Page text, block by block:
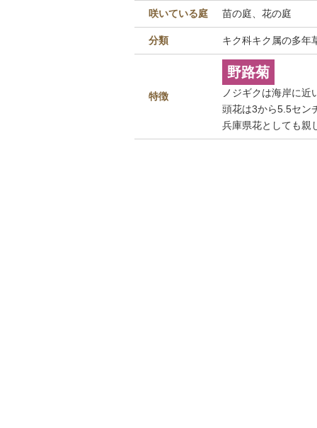
咲いている庭 苗の庭、花の庭
分類 キク科キク属の多年
特徴
野路菊
ノジギクは海岸に近
頭花は3から5.5セン
兵庫県花としても親